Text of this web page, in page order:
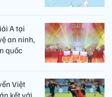
A tại
an ninh,
quốc
Việt
kết với